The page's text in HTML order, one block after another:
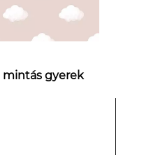
mintás gyerek